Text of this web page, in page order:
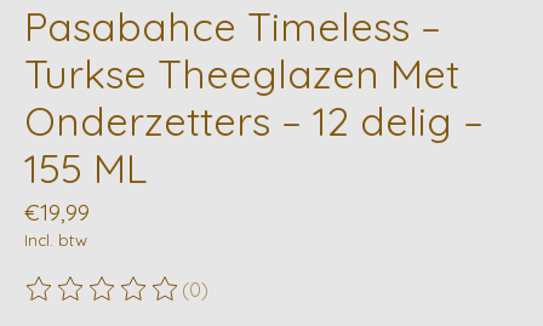
Pasabahce Timeless –
Turkse Theeglazen Met
Onderzetters – 12 delig –
155 ML
€19,99
Incl. btw
De beoordeling van dit product is
(0)